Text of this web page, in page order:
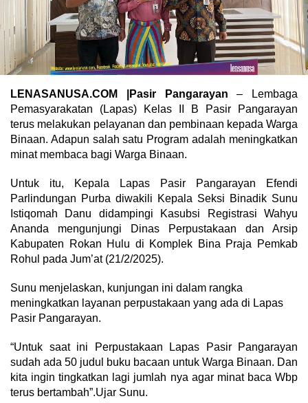
LENASANUSA.COM |Pasir Pangarayan – Lembaga
Pemasyarakatan (Lapas) Kelas II B Pasir Pangarayan
terus melakukan pelayanan dan pembinaan kepada Warga
Binaan. Adapun salah satu Program adalah meningkatkan
minat membaca bagi Warga Binaan.
Untuk itu, Kepala Lapas Pasir Pangarayan Efendi
Parlindungan Purba diwakili Kepala Seksi Binadik Sunu
Istiqomah Danu didampingi Kasubsi Registrasi Wahyu
Ananda mengunjungi Dinas Perpustakaan dan Arsip
Kabupaten Rokan Hulu di Komplek Bina Praja Pemkab
Rohul pada Jum’at (21/2/2025).
Sunu menjelaskan, kunjungan ini dalam rangka
meningkatkan layanan perpustakaan yang ada di Lapas
Pasir Pangarayan.
“Untuk saat ini Perpustakaan Lapas Pasir Pangarayan
sudah ada 50 judul buku bacaan untuk Warga Binaan. Dan
kita ingin tingkatkan lagi jumlah nya agar minat baca Wbp
terus bertambah”.Ujar Sunu.